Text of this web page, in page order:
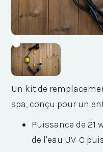
Un kit de
spa, conçu pour un
Puissance de 21
de l'eau UV-C